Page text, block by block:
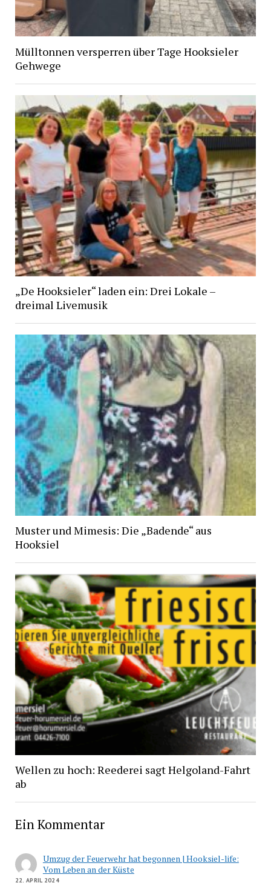
Mülltonnen versperren über Tage Hooksieler
Gehwege
„De Hooksieler“ laden ein: Drei Lokale –
dreimal Livemusik
Muster und Mimesis: Die „Badende“ aus
Hooksiel
Wellen zu hoch: Reederei sagt Helgoland-Fahrt
ab
Ein Kommentar
Umzug der Feuerwehr hat begonnen | Hooksiel-life:
Vom Leben an der Küste
22. APRIL 2024